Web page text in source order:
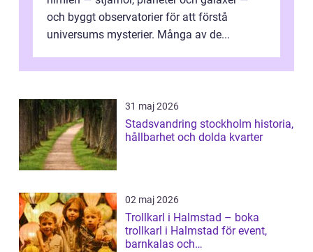
och byggt observatorier för att förstå
universums mysterier. Många av de...
31 maj 2026
Stadsvandring stockholm historia,
hållbarhet och dolda kvarter
02 maj 2026
Trollkarl i Halmstad – boka
trollkarl i Halmstad för event,
barnkalas och